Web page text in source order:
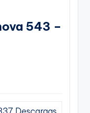
543 –